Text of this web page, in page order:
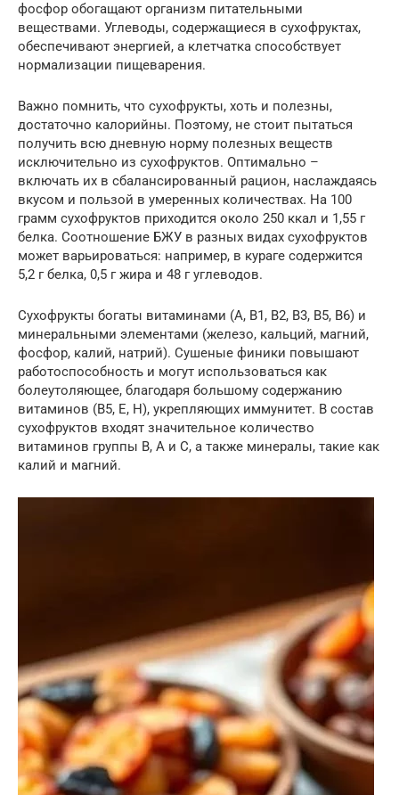
фосфор обогащают организм питательными
веществами. Углеводы, содержащиеся в сухофруктах,
обеспечивают энергией, а клетчатка способствует
нормализации пищеварения.
Важно помнить, что сухофрукты, хоть и полезны,
достаточно калорийны. Поэтому, не стоит пытаться
получить всю дневную норму полезных веществ
исключительно из сухофруктов. Оптимально –
включать их в сбалансированный рацион, наслаждаясь
вкусом и пользой в умеренных количествах. На 100
грамм сухофруктов приходится около 250 ккал и 1,55 г
белка. Соотношение БЖУ в разных видах сухофруктов
может варьироваться: например, в кураге содержится
5,2 г белка, 0,5 г жира и 48 г углеводов.
Сухофрукты богаты витаминами (A, B1, B2, B3, B5, B6) и
минеральными элементами (железо, кальций, магний,
фосфор, калий, натрий). Сушеные финики повышают
работоспособность и могут использоваться как
болеутоляющее, благодаря большому содержанию
витаминов (В5, Е, Н), укрепляющих иммунитет. В состав
сухофруктов входят значительное количество
витаминов группы В, А и С, а также минералы, такие как
калий и магний.